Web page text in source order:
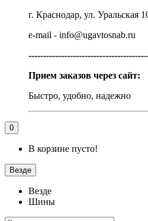
г. Краснодар, ул. Уральская
e-mail - info@ugavtosnab.ru
Прием заказов через сайт:
Быстро, удобно, надежно
0
В корзине пусто!
Везде
Везде
Шины